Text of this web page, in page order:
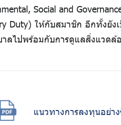
ESG กบข
ESG in Action
รายงานความ
Social and
Duty) ให้กับสมาชิก อีกทั้งยัง
าลไปพร้อมกับการดูแลสิ่งแวดล้
แนวทางการลงทุนอย่า